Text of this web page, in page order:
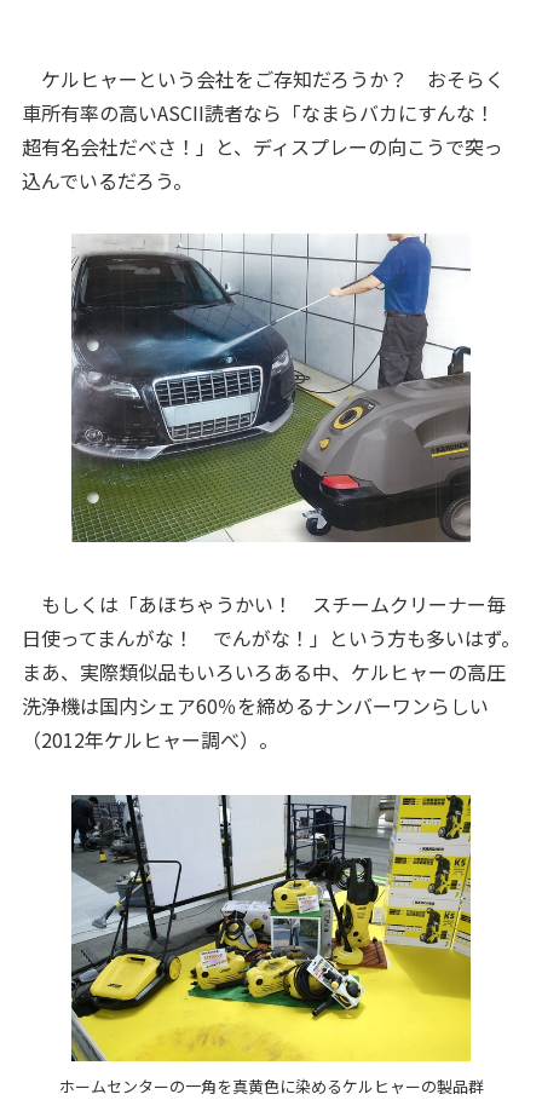
ケルヒャーという会社をご存知だろうか？ おそらく
車所有率の高いASCII読者なら「なまらバカにすんな！
超有名会社だべさ！」と、ディスプレーの向こうで突っ
込んでいるだろう。
もしくは「あほちゃうかい！ スチームクリーナー毎
日使ってまんがな！ でんがな！」という方も多いはず。
まあ、実際類似品もいろいろある中、ケルヒャーの高圧
洗浄機は国内シェア60％を締めるナンバーワンらしい
（2012年ケルヒャー調べ）。
ホームセンターの一角を真黄色に染めるケルヒャーの製品群